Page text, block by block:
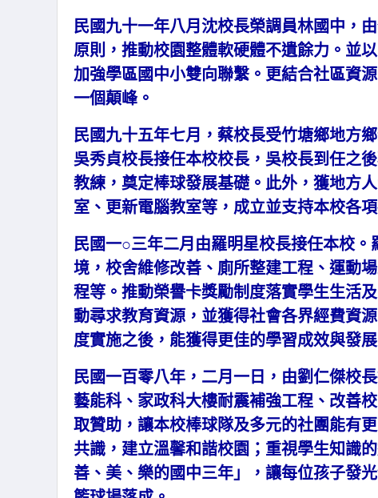
民國九十一年八月沈校長榮調員林國中，
原則，推動校園整體軟硬體不遺餘力。並
加強學區國中小雙向聯繫。更結合社區資
一個顛峰。
民國九十五年七月，蔡校長受竹塘鄉地方
吳秀貞校長接任本校校長，吳校長到任之
教練，奠定棒球發展基礎。此外，獲地方
室、更新電腦教室等，成立並支持本校各
民國一○三年二月由羅明星校長接任本校
境，校舍維修改善、廁所整建工程、運動
程等。推動榮譽卡獎勵制度落實學生生活
動尋求教育資源，並獲得社會各界經費資
度實施之後，能獲得更佳的學習成效與發展
民國一百零八年，二月一日，由劉仁傑校
藝能科、家政科大樓耐震補強工程、改善
取贊助，讓本校棒球隊及多元的社團能有
共識，建立溫馨和諧校園；重視學生知識
善、美、樂的國中三年」，讓每位孩子發